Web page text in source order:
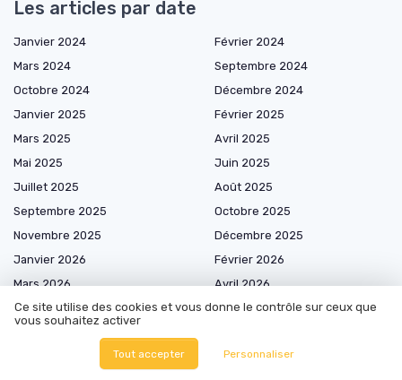
Les articles par date
Janvier 2024
Février 2024
Mars 2024
Septembre 2024
Octobre 2024
Décembre 2024
Janvier 2025
Février 2025
Mars 2025
Avril 2025
Mai 2025
Juin 2025
Juillet 2025
Août 2025
Septembre 2025
Octobre 2025
Novembre 2025
Décembre 2025
Janvier 2026
Février 2026
Mars 2026
Avril 2026
Mai 2026
Juin 2026
Ce site utilise des cookies et vous donne le contrôle sur ceux que
vous souhaitez activer
Tout accepter Personnaliser